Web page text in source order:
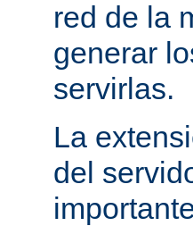
red de la
generar
servirlas.
La
del